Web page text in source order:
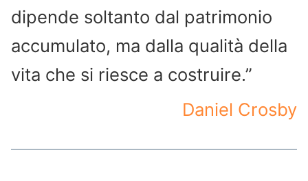
dipende soltanto dal patrimonio
accumulato, ma dalla qualità della
vita che si riesce a costruire.”
Daniel Crosby